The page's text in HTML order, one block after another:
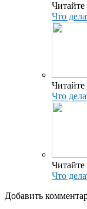
Читайте
Что
Читайте
Что
Читайте
Что
Добавить